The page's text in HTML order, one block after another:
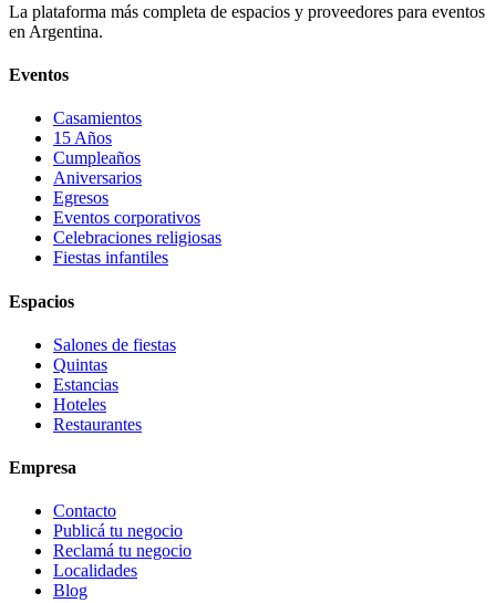
La plataforma más completa de espacios y proveedores para eventos
en Argentina.
Eventos
Casamientos
15 Años
Cumpleaños
Aniversarios
Egresos
Eventos corporativos
Celebraciones religiosas
Fiestas infantiles
Espacios
Salones de fiestas
Quintas
Estancias
Hoteles
Restaurantes
Empresa
Contacto
Publicá tu negocio
Reclamá tu negocio
Localidades
Blog